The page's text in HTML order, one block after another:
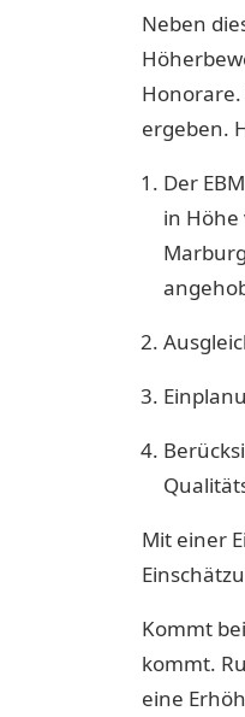
Neben
ergeben.
Der
in Höhe
Mit einer
Kommt
kommt.
eine